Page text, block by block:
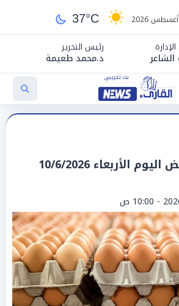
37°C
رئيس التحرير
د.محمد طعيمة
الأربعاء 10/6/2026